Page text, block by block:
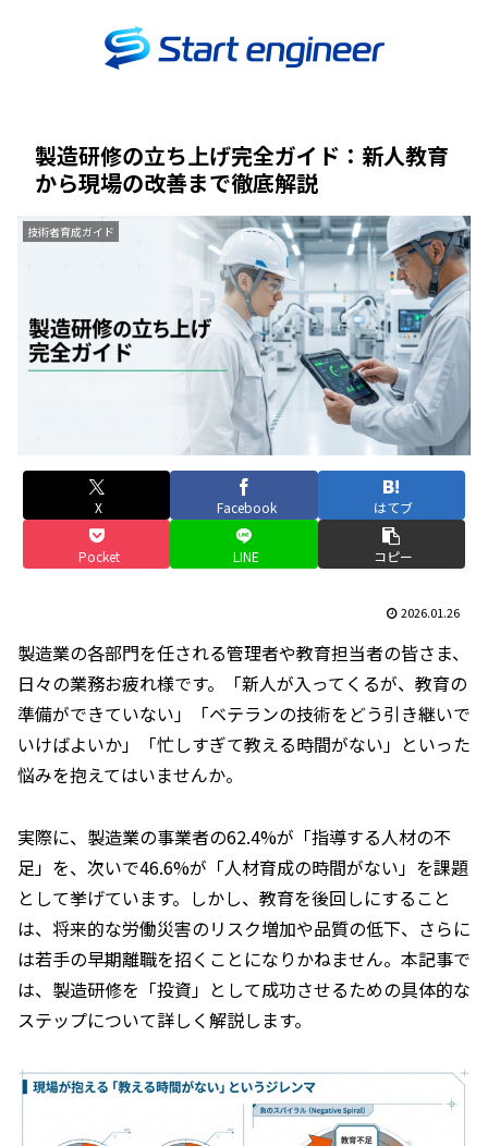
製造研修の立ち上げ完全ガイド：新人教育
から現場の改善まで徹底解説
技術者育成ガイド
X Facebook はてブ
Pocket LINE コピー
2026.01.26
製造業の各部門を任される管理者や教育担当者の皆さま、
日々の業務お疲れ様です。「新人が入ってくるが、教育の
準備ができていない」「ベテランの技術をどう引き継いで
いけばよいか」「忙しすぎて教える時間がない」といった
悩みを抱えてはいませんか。
実際に、製造業の事業者の62.4%が「指導する人材の不
足」を、次いで46.6%が「人材育成の時間がない」を課題
として挙げています。しかし、教育を後回しにすること
は、将来的な労働災害のリスク増加や品質の低下、さらに
は若手の早期離職を招くことになりかねません。本記事で
は、製造研修を「投資」として成功させるための具体的な
ステップについて詳しく解説します。